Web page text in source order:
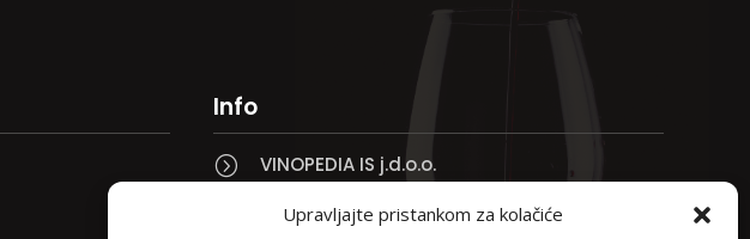
Upravljajte pristankom za kolačiće
Info
= VINOPEDIA IS j.d.o.o.
Taklo 3, 51250 Novi Vinodolski